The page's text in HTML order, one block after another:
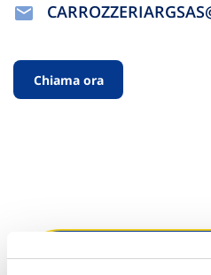
Chiama ora